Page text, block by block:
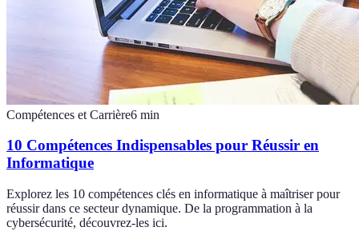
Compétences et Carrière6 min
10 Compétences Indispensables pour Réussir en
Informatique
Explorez les 10 compétences clés en informatique à maîtriser pour
réussir dans ce secteur dynamique. De la programmation à la
cybersécurité, découvrez-les ici.